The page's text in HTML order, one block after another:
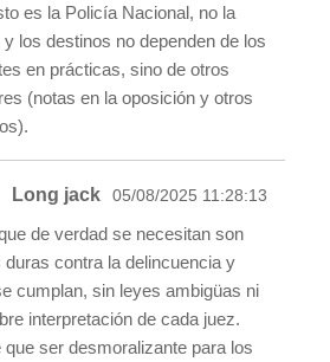
es la Policía Nacional, no la
y los destinos no dependen de los
en prácticas, sino de otros
(notas en la oposición y otros
Long jack 05/08/2025 11:28:13
de verdad se necesitan son
duras contra la delincuencia y
cumplan, sin leyes ambigüas ni
interpretación de cada juez.
que ser desmoralizante para los